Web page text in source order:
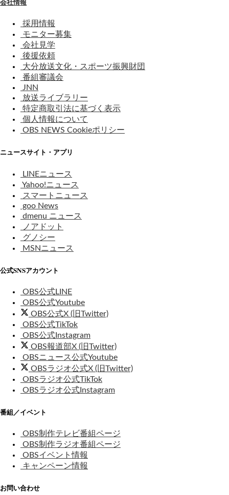
採用情報
モニター募集
会社見学
後援依頼
大分放送文化・スポーツ振興財団
番組審議会
JNN
放送ライブラリー
特定商取引法に基づく表示
個人情報について
OBS NEWS Cookieポリシー
ニュースサイト・アプリ
LINEニュース
Yahoo!ニュース
スマートニュース
goo News
dmenu ニュース
ノアドット
グノシー
MSNニュース
公式SNSアカウント
OBS公式LINE
OBS公式Youtube
OBS公式X (旧Twitter)
OBS公式TikTok
OBS公式Instagram
OBS報道部X (旧Twitter)
OBSニュース公式Youtube
OBSラジオ公式X (旧Twitter)
OBSラジオ公式TikTok
OBSラジオ公式Instagram
番組／イベント
OBS制作テレビ番組ページ
OBS制作ラジオ番組ページ
OBSイベント情報
キャンペーン情報
お問い合わせ